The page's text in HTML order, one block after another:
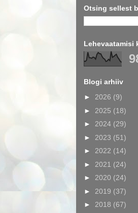
Otsing sellest
Lehevaatamisi
Blogi arhiiv
► 2026 (9)
► 2025 (18)
► 2024 (29)
► 2023 (51)
► 2022 (14)
► 2021 (24)
► 2020 (24)
► 2019 (37)
► 2018 (67)